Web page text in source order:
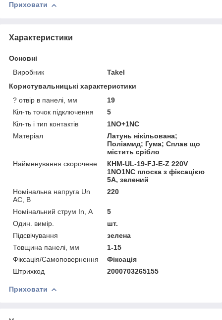
Приховати
Характеристики
Основні
Виробник
Takel
Користувальницькі характеристики
? отвір в панелі, мм
19
Кіл-ть точок підключення
5
Кіл-ть і тип контактів
1NO+1NC
Матеріал
Латунь нікільована;
Поліамид; Гума; Сплав що
містить срібло
Найменування скорочене
КНМ-UL-19-FJ-E-Z 220V
1NO1NC плоска з фіксацією
5A, зелений
Номінальна напруга Un
AC, В
220
Номінальний струм In, А
5
Один. вимір.
шт.
Підсвічування
зелена
Товщина панелі, мм
1-15
Фіксація/Самоповернення
Фіксація
Штрихкод
2000703265155
Приховати